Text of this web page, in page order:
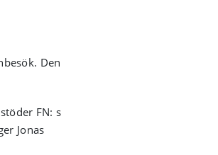
Den
FN: s
Jonas